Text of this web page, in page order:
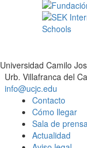
Universidad Camilo
Urb. Villafranca del
info@ucjc.edu
Contacto
Cómo llegar
Sala de prensa
Actualidad